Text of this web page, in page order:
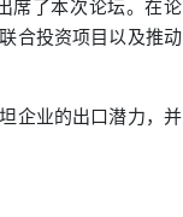
席了本次论坛。在论
合投资项目以及推动
企业的出口潜力，并